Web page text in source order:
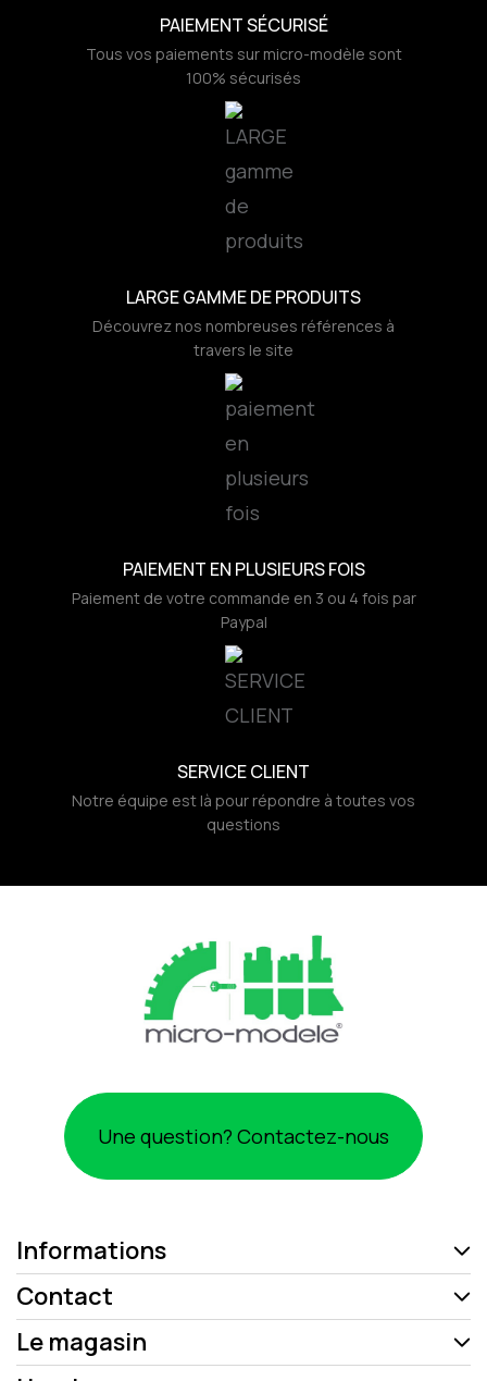
PAIEMENT SÉCURISÉ
Tous vos paiements sur micro-modèle sont
100% sécurisés
LARGE GAMME DE PRODUITS
Découvrez nos nombreuses références à
travers le site
PAIEMENT EN PLUSIEURS FOIS
Paiement de votre commande en 3 ou 4 fois par
Paypal
SERVICE CLIENT
Notre équipe est là pour répondre à toutes vos
questions
Une question? Contactez-nous
Informations
Contact
Le magasin